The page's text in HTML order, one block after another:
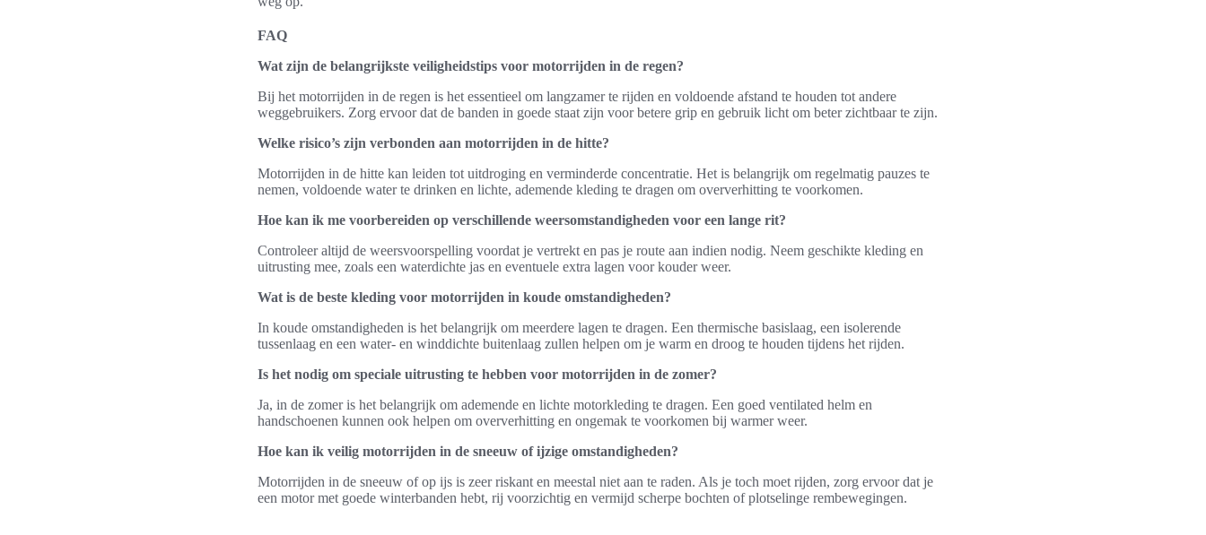
FAQ
Wat zijn de belangrijkste veiligheidstips voor motorrijden in de regen?
Bij het motorrijden in de regen is het essentieel om langzamer te rijden en voldoende afstand te houden tot andere
weggebruikers. Zorg ervoor dat de banden in goede staat zijn voor betere grip en gebruik licht om beter zichtbaar te zijn.
Welke risico’s zijn verbonden aan motorrijden in de hitte?
Motorrijden in de hitte kan leiden tot uitdroging en verminderde concentratie. Het is belangrijk om regelmatig pauzes te
nemen, voldoende water te drinken en lichte, ademende kleding te dragen om oververhitting te voorkomen.
Hoe kan ik me voorbereiden op verschillende weersomstandigheden voor een lange rit?
Controleer altijd de weersvoorspelling voordat je vertrekt en pas je route aan indien nodig. Neem geschikte kleding en
uitrusting mee, zoals een waterdichte jas en eventuele extra lagen voor kouder weer.
Wat is de beste kleding voor motorrijden in koude omstandigheden?
In koude omstandigheden is het belangrijk om meerdere lagen te dragen. Een thermische basislaag, een isolerende
tussenlaag en een water- en winddichte buitenlaag zullen helpen om je warm en droog te houden tijdens het rijden.
Is het nodig om speciale uitrusting te hebben voor motorrijden in de zomer?
Ja, in de zomer is het belangrijk om ademende en lichte motorkleding te dragen. Een goed ventilated helm en
handschoenen kunnen ook helpen om oververhitting en ongemak te voorkomen bij warmer weer.
Hoe kan ik veilig motorrijden in de sneeuw of ijzige omstandigheden?
Motorrijden in de sneeuw of op ijs is zeer riskant en meestal niet aan te raden. Als je toch moet rijden, zorg ervoor dat je
een motor met goede winterbanden hebt, rij voorzichtig en vermijd scherpe bochten of plotselinge rembewegingen.